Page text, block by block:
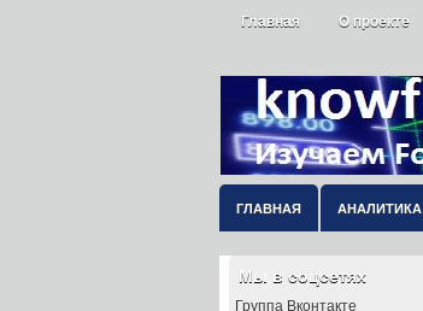
Главная О проекте
ГЛАВНАЯ АНАЛИТИКА
Мы в соцсетях
Группа Вконтакте